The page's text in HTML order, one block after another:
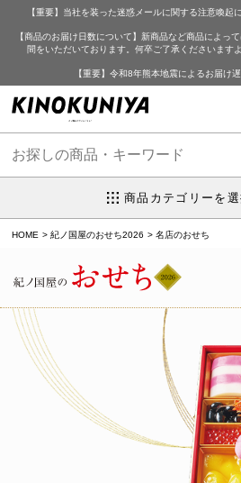
【重要】当社を装った迷惑メールに関する注意喚
【商品のお届け日数について】新商品など商品によっ
間をいただいております。何卒ご了承くださいます
【重要】令和8年熊本地震によるお届け
商品カテゴリーを選
HOME 紀ノ国屋のおせち2026 名店のおせち